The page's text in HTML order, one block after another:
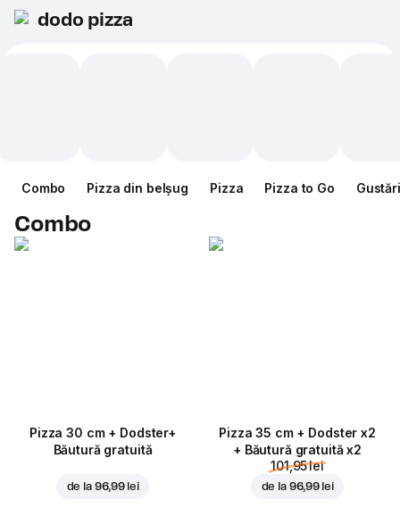
dodo pizza
Combo Pizza din belșug Pizza Pizza to Go Gustări
Combo
Pizza 30 cm + Dodster+
Băutură gratuită
de la 96,99 lei
Pizza 35 cm + Dodster x2
+ Băutură gratuită x2
101,95 lei
de la 96,99 lei